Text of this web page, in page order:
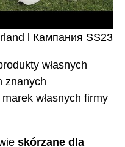
l Кампания SS23
własnych
znanych
własnych firmy
skórzane dla